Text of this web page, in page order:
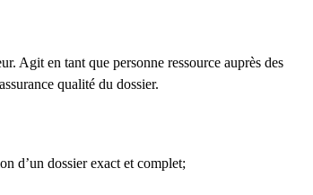
Agit en tant que personne ressource auprès des
qualité du dossier.
d’un dossier exact et complet;